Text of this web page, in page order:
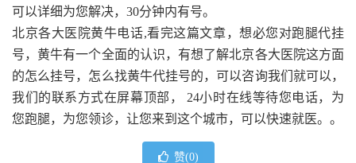
可以详细为您解决，30分钟内有号。
北京各大医院黄牛电话,看完这篇文章，想必您对跑腿代挂
号，黄牛有一个全面的认识，有想了解北京各大医院这方面
的怎么挂号，怎么找黄牛代挂号的，可以咨询我们就可以，
我们的联系方式在屏幕顶部， 24小时在线等待您电话，为
您跑腿，为您领诊，让您来到这个城市，可以快速就医。。
赞(0)